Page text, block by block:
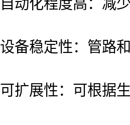
自动化程度高：减
设备稳定性：管路
可扩展性：可根据